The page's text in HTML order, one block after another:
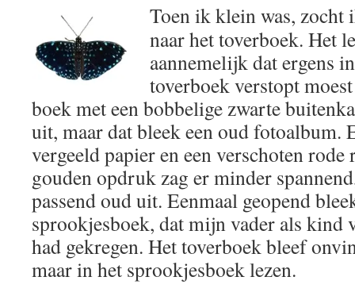
Toen ik klein was, zocht
naar het toverboek. Het
aannemelijk dat ergens
toverboek verstopt
boek met een bobbelige zwarte
uit, maar dat bleek een oud fotoalbum.
vergeeld papier en een verschoten
gouden opdruk zag er minder
passend oud uit. Eenmaal geopend
sprookjesboek, dat mijn vader als kind
had gekregen. Het toverboek bleef
maar in het sprookjesboek lezen.